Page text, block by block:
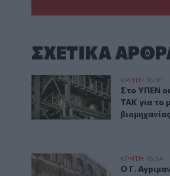
ΣΧΕΤΙΚA
Στο ΥΠΕΝ οι προτάσεις του
ΚΡΗΤΗ 16:41
Στο ΥΠΕΝ
Στο ΥΠΕΝ
ΤΑΚ για το
Ο Γ. Αγριμανάκης ΚΡΗΤΗ 15:54
Ο Γ.
Ο Γ.